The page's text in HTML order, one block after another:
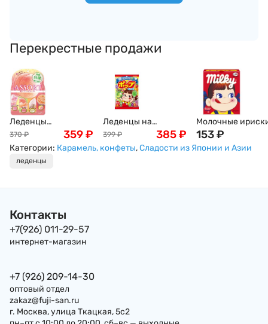
Перекрестные продажи
Леденцы
Персиковое
Сенжаку Ассорти
"Момозукуши" ( 5
вкусов персика) /
370 ₽ 359₽
Леденцы на
палочке ассорти с
фруктовыми
вкусами Канди
399 ₽ 385₽
Молочные
Milky Fujiya, 23,8г,
Япония
153₽
Категории: Карамель, конфеты,Сладости из Японии и Азии
леденцы
Контакты
+7(926) 011-29-57
интернет-магазин
+7 (926) 209-14-30
оптовый отдел
zakaz@fuji-san.ru
г. Москва, улица Ткацкая, 5с2